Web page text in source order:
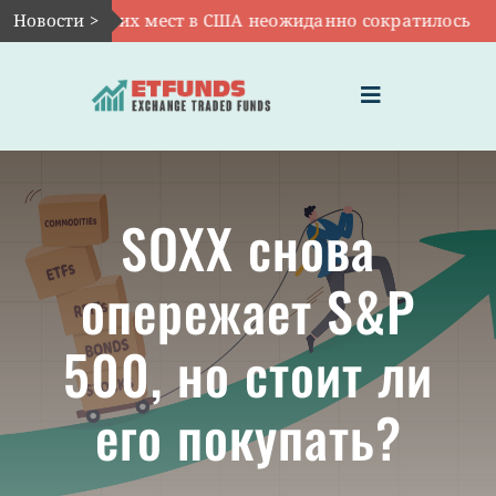
Skip
to
Новости >
рабочих мест в США неожиданно сократилось |
Toggle
Navigation
ГЛАВНАЯ
ЧТО ТАКОЕ ETF
ИНВЕСТИЦИИ В ETF
ТЕМАТИЧЕСКИЕ ETF
АКТУАЛЬНЫЕ
SOXX снова
опережает S&P
500, но стоит ли
его покупать?